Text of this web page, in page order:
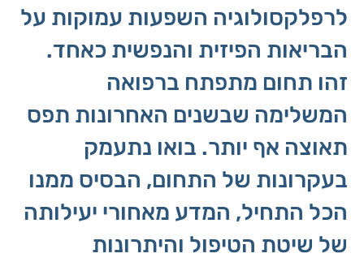
לרפלקסולוגיה השפעות עמוקות על
הבריאות הפיזית והנפשית כאחד.
זהו תחום מתפתח ברפואה
המשלימה שבשנים האחרונות תפס
תאוצה אף יותר. בואו נתעמק
בעקרונות של התחום, הבסיס ממנו
הכל התחיל, המדע מאחורי יעילותה
של שיטת הטיפול והיתרונות